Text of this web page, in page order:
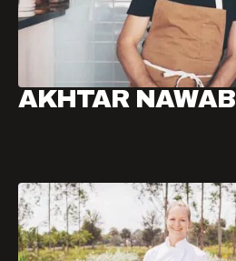
AKHTAR NAWAB